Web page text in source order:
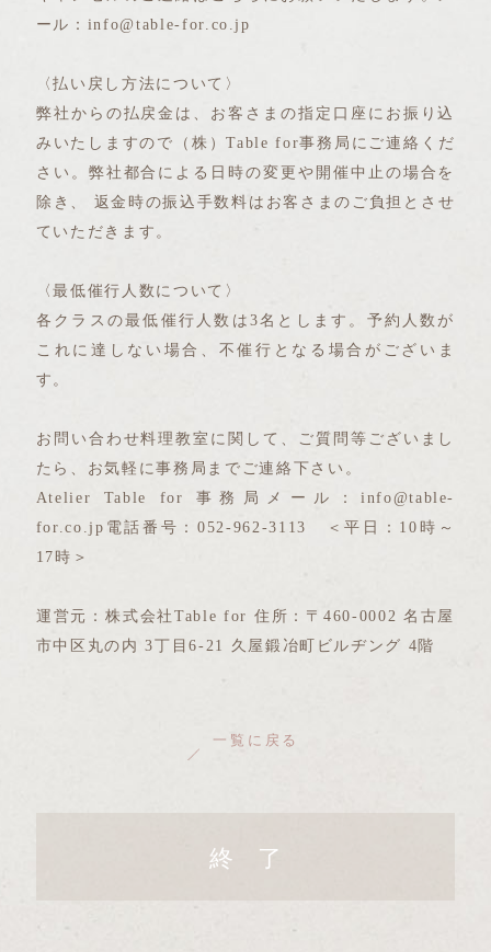
ール：info@table-for.co.jp
〈払い戻し方法について〉
弊社からの払戻金は、お客さまの指定口座にお振り込
みいたしますので（株）Table for事務局にご連絡くだ
さい。弊社都合による日時の変更や開催中止の場合を
除き、 返金時の振込手数料はお客さまのご負担とさせ
ていただきます。
〈最低催行人数について〉
各クラスの最低催行人数は3名とします。予約人数が
これに達しない場合、不催行となる場合がございま
す。
お問い合わせ料理教室に関して、ご質問等ございまし
たら、お気軽に事務局までご連絡下さい。
Atelier Table for 事務局メール：info@table-
for.co.jp電話番号：052-962-3113 ＜平日：10時～
17時＞
運営元：株式会社Table for 住所：〒460-0002 名古屋
市中区丸の内 3丁目6-21 久屋鍛冶町ビルヂング 4階
一覧に戻る
終 了